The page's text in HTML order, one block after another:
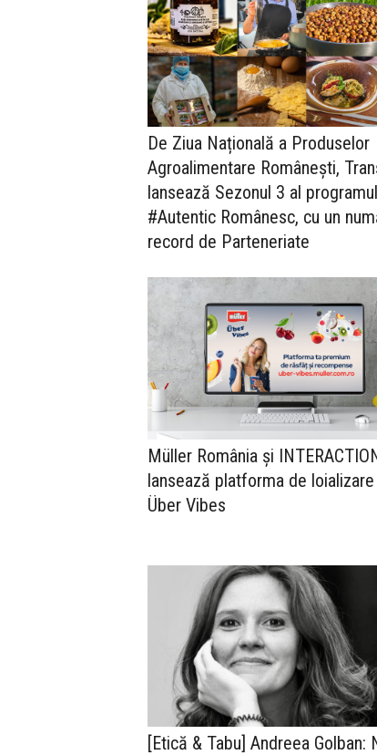
De Ziua Națională a Produselor
Agroalimentare Românești,
lansează Sezonul 3 al
#Autentic Românesc, cu un
record de Parteneriate
Müller România și
lansează platforma de
Über Vibes
[Etică & Tabu] Andreea Golban: